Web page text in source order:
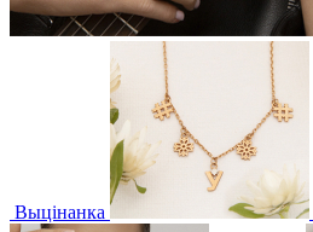
Выцінанка